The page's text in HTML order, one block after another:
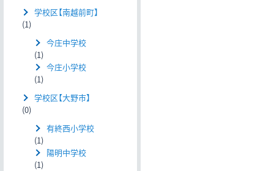
学校区【南越前町】
(1)
今庄中学校
(1)
今庄小学校
(1)
学校区【大野市】
(0)
有終西小学校
(1)
陽明中学校
(1)